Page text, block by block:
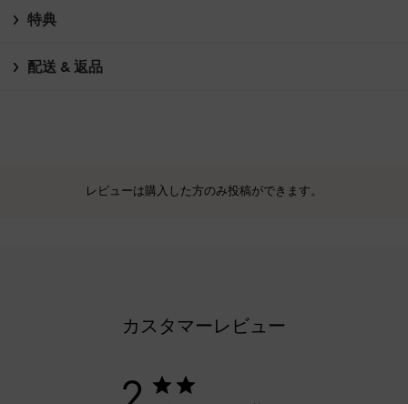
特典
配送 & 返品
レビューは購入した方のみ投稿ができます。
カスタマーレビュー